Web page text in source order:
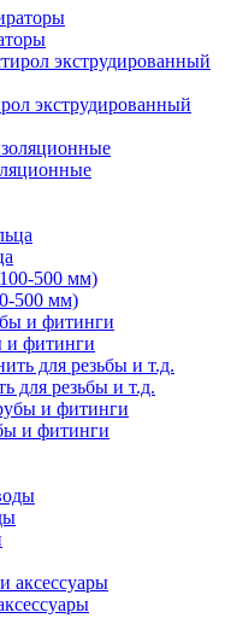
экструдированный
500 мм)
и фитинги
для резьбы и т.д.
и фитинги